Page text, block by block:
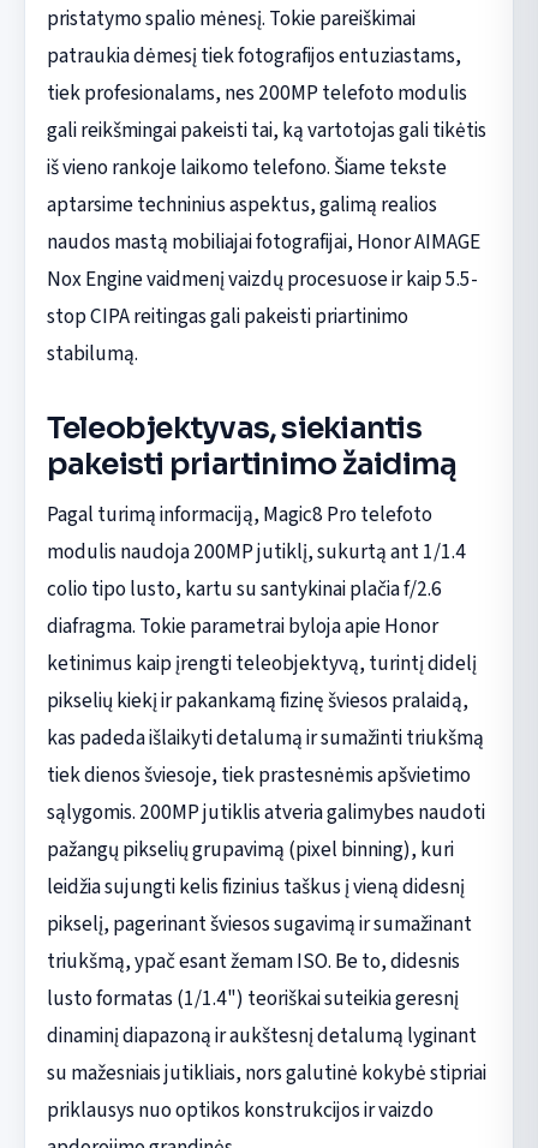
pristatymo spalio mėnesį. Tokie pareiškimai
patraukia dėmesį tiek fotografijos entuziastams,
tiek profesionalams, nes 200MP telefoto modulis
gali reikšmingai pakeisti tai, ką vartotojas gali tikėtis
iš vieno rankoje laikomo telefono. Šiame tekste
aptarsime techninius aspektus, galimą realios
naudos mastą mobiliajai fotografijai, Honor AIMAGE
Nox Engine vaidmenį vaizdų procesuose ir kaip 5.5-
stop CIPA reitingas gali pakeisti priartinimo
stabilumą.
Teleobjektyvas, siekiantis
pakeisti priartinimo žaidimą
Pagal turimą informaciją, Magic8 Pro telefoto
modulis naudoja 200MP jutiklį, sukurtą ant 1/1.4
colio tipo lusto, kartu su santykinai plačia f/2.6
diafragma. Tokie parametrai byloja apie Honor
ketinimus kaip įrengti teleobjektyvą, turintį didelį
pikselių kiekį ir pakankamą fizinę šviesos pralaidą,
kas padeda išlaikyti detalumą ir sumažinti triukšmą
tiek dienos šviesoje, tiek prastesnėmis apšvietimo
sąlygomis. 200MP jutiklis atveria galimybes naudoti
pažangų pikselių grupavimą (pixel binning), kuri
leidžia sujungti kelis fizinius taškus į vieną didesnį
pikselį, pagerinant šviesos sugavimą ir sumažinant
triukšmą, ypač esant žemam ISO. Be to, didesnis
lusto formatas (1/1.4") teoriškai suteikia geresnį
dinaminį diapazoną ir aukštesnį detalumą lyginant
su mažesniais jutikliais, nors galutinė kokybė stipriai
priklausys nuo optikos konstrukcijos ir vaizdo